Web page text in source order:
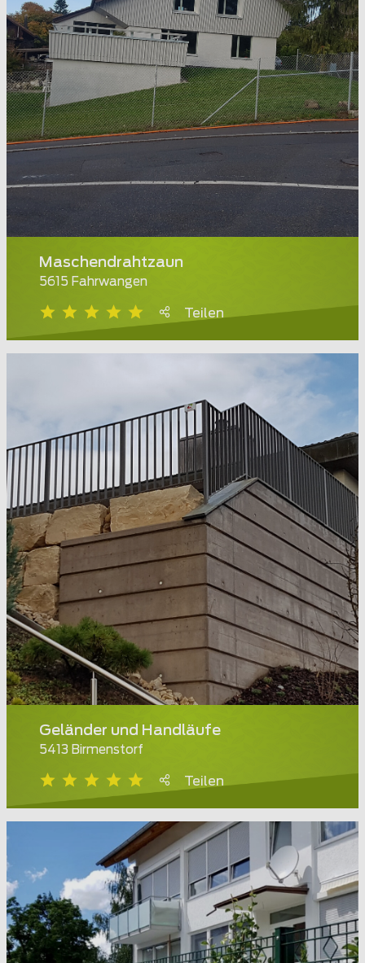
Maschendrahtzaun
5615 Fahrwangen
Teilen
Geländer und Handläufe
5413 Birmenstorf
Teilen